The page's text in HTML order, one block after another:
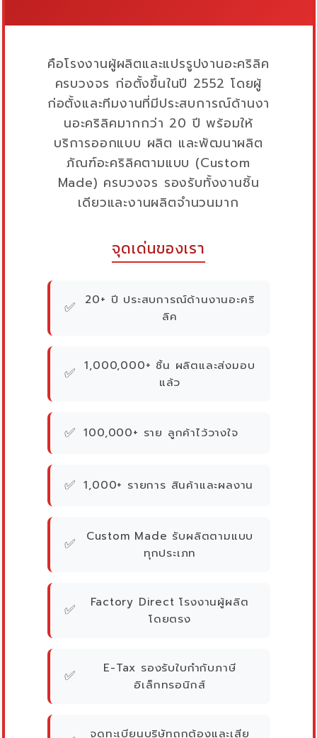
คือโรงงานผู้ผลิตและแปรรูปงานอะคริลิค
ครบวงจร ก่อตั้งขึ้นในปี 2552 โดยผู้
ก่อตั้งและทีมงานที่มีประสบการณ์ด้านงา
นอะคริลิคมากกว่า 20 ปี พร้อมให้
บริการออกแบบ ผลิต และพัฒนาผลิต
ภัณฑ์อะคริลิคตามแบบ (Custom
Made) ครบวงจร รองรับทั้งงานชิ้น
เดียวและงานผลิตจำนวนมาก
จุดเด่นของเรา
✅
20+ ปี ประสบการณ์ด้านงานอะคริ
ลิค
✅ 1,000,000+ ชิ้น ผลิตและส่งมอบ
แล้ว
✅ 100,000+ ราย ลูกค้าไว้วางใจ
✅ 1,000+ รายการ สินค้าและผลงาน
✅
Custom Made รับผลิตตามแบบ
ทุกประเภท
✅
Factory Direct โรงงานผู้ผลิต
โดยตรง
✅
E-Tax รองรับใบกำกับภาษี
อิเล็กทรอนิกส์
จดทะเบียนบริษัทถูกต้องและเสีย